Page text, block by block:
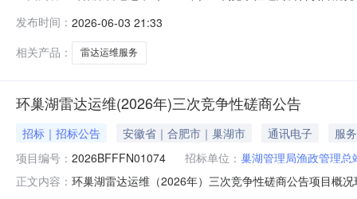
次采购方式：竞争性磋商预算金额：58.83万元最高限价
1年。
发布时间： 2026-06-03 21:33
相关产品：
雷达运维服务
环巢湖雷达运维(2026年)三次竞争性磋商公告
招标｜招标公告 安徽省｜合肥市｜巢湖市 通讯电子
服务
项目编号： 2026BFFFN01074 招标单位： 巢湖管理局渔政管理总
正文内容： 环巢湖雷达运维（2026年）三次竞争性磋商公告项目概